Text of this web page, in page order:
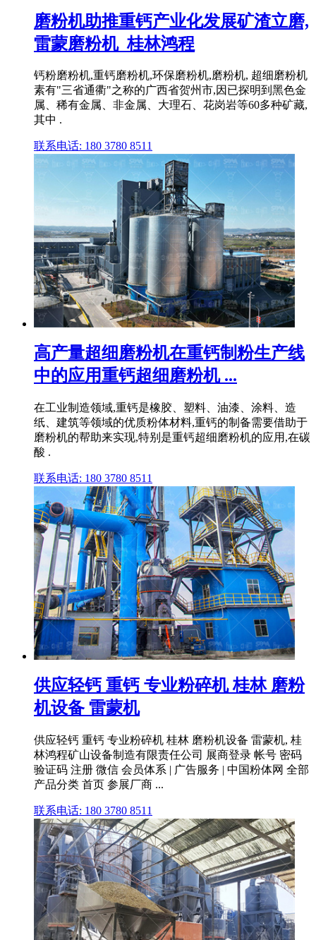
磨粉机助推重钙产业化发展矿渣立磨,
雷蒙磨粉机_桂林鸿程
钙粉磨粉机,重钙磨粉机,环保磨粉机,磨粉机, 超细磨粉机
素有"三省通衢"之称的广西省贺州市,因已探明到黑色金
属、稀有金属、非金属、大理石、花岗岩等60多种矿藏,
其中 .
联系电话: 180 3780 8511
高产量超细磨粉机在重钙制粉生产线
中的应用重钙超细磨粉机 ...
在工业制造领域,重钙是橡胶、塑料、油漆、涂料、造
纸、建筑等领域的优质粉体材料,重钙的制备需要借助于
磨粉机的帮助来实现,特别是重钙超细磨粉机的应用,在碳
酸 .
联系电话: 180 3780 8511
供应轻钙 重钙 专业粉碎机 桂林 磨粉
机设备 雷蒙机
供应轻钙 重钙 专业粉碎机 桂林 磨粉机设备 雷蒙机, 桂
林鸿程矿山设备制造有限责任公司 展商登录 帐号 密码
验证码 注册 微信 会员体系 | 广告服务 | 中国粉体网 全部
产品分类 首页 参展厂商 ...
联系电话: 180 3780 8511